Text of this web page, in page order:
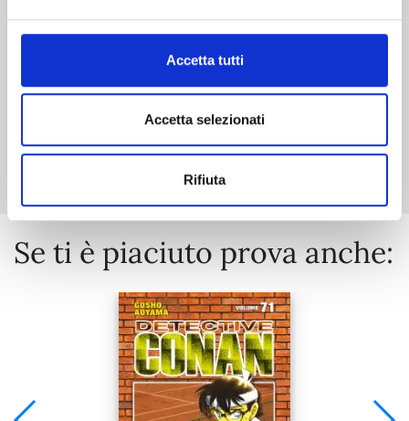
Accetta tutti
Accetta selezionati
Rifiuta
€ 5,90
Se ti è piaciuto prova anche: